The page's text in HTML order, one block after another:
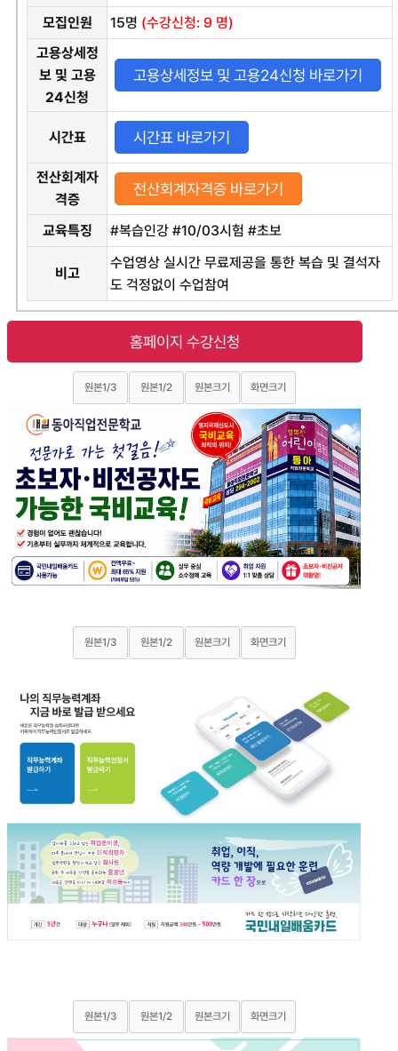
모집인원
15명 (수강신청: 9 명)
고용상세정
보 및 고용
24신청
고용상세정보 및 고용24신청 바로가기
시간표 시간표 바로가기
전산회계자
격증
전산회계자격증 바로가기
교육특징 #복습인강 #10/03시험 #초보
비고
수업영상 실시간 무료제공을 통한 복습 및 결석자
도 걱정없이 수업참여
홈페이지 수강신청
원본1/3 원본1/2 원본크기 화면크기
원본1/3 원본1/2 원본크기 화면크기
원본1/3 원본1/2 원본크기 화면크기